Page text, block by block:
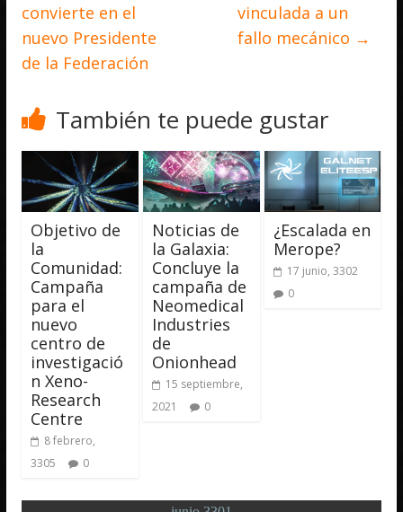
convierte en el
nuevo Presidente
de la Federación
vinculada a un
fallo mecánico →
También te puede gustar
Objetivo de
la
Comunidad:
Campaña
para el
nuevo
centro de
investigació
n Xeno-
Research
Centre
8 febrero,
3305
0
Noticias de
la Galaxia:
Concluye la
campaña de
Neomedical
Industries
de
Onionhead
15 septiembre,
2021
0
¿Escalada en
Merope?
17 junio, 3302
0